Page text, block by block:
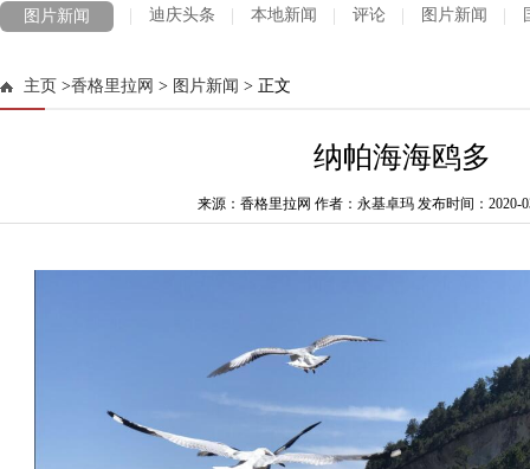
图片新闻 迪庆头条 本地新闻 评论 图片新闻
主页 >香格里拉网 > 图片新闻 > 正文
纳帕海海鸥多
来源：香格里拉网 作者：永基卓玛 发布时间：2020-